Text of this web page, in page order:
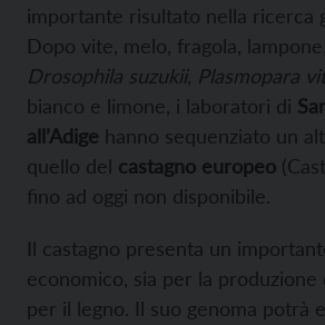
importante risultato nella ricerca
Dopo vite, melo, fragola,
Drosophila suzukii, Plasmopara
bianco e limone, i laboratori di
all’Adige hanno sequenziato un
quello del castagno europeo
fino ad oggi non disponibile.
Il castagno presenta un
economico, sia per la
per il legno. Il suo genoma potrà